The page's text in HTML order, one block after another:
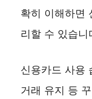
확히 이해하면
리할 수 있습니
신용카드 사용
거래 유지 등